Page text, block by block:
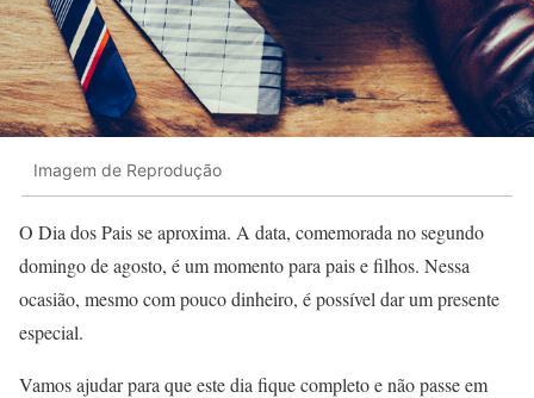
Imagem de Reprodução
O Dia dos Pais se aproxima. A data, comemorada no segundo
domingo de agosto, é um momento para pais e filhos. Nessa
ocasião, mesmo com pouco dinheiro, é possível dar um presente
especial.
Vamos ajudar para que este dia fique completo e não passe em